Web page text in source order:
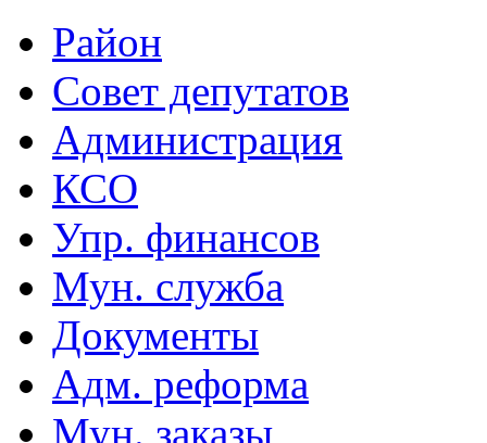
Район
Совет депутатов
Администрация
КСО
Упр. финансов
Мун. служба
Документы
Адм. реформа
Мун. заказы